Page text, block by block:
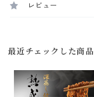
レビュー
最近チェックした商品